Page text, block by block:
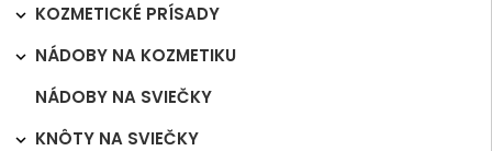
KOZMETICKÉ PRÍSADY

NÁDOBY NA KOZMETIKU

NÁDOBY NA SVIEČKY
KNÔTY NA SVIEČKY
